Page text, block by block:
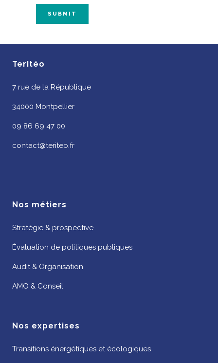
Teritéo
7 rue de la République
34000 Montpellier
09 86 69 47 00
contact@teriteo.fr
Nos métiers
Stratégie & prospective
Évaluation de politiques publiques
Audit & Organisation
AMO & Conseil
Nos expertises
Transitions énergétiques et écologiques